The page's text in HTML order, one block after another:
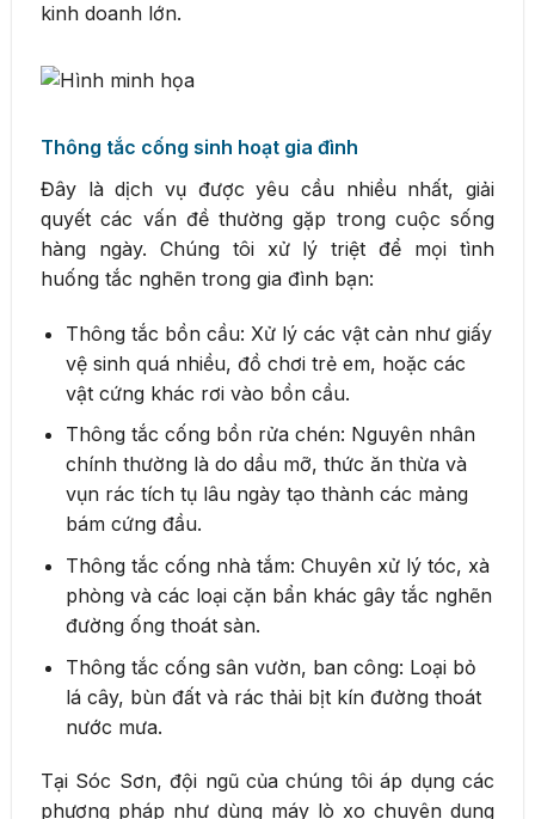
kinh doanh lớn.
Thông tắc cống sinh hoạt gia đình
Đây là dịch vụ được yêu cầu nhiều nhất, giải
quyết các vấn đề thường gặp trong cuộc sống
hàng ngày. Chúng tôi xử lý triệt để mọi tình
huống tắc nghẽn trong gia đình bạn:
Thông tắc bồn cầu: Xử lý các vật cản như giấy
vệ sinh quá nhiều, đồ chơi trẻ em, hoặc các
vật cứng khác rơi vào bồn cầu.
Thông tắc cống bồn rửa chén: Nguyên nhân
chính thường là do dầu mỡ, thức ăn thừa và
vụn rác tích tụ lâu ngày tạo thành các mảng
bám cứng đầu.
Thông tắc cống nhà tắm: Chuyên xử lý tóc, xà
phòng và các loại cặn bẩn khác gây tắc nghẽn
đường ống thoát sàn.
Thông tắc cống sân vườn, ban công: Loại bỏ
lá cây, bùn đất và rác thải bịt kín đường thoát
nước mưa.
Tại Sóc Sơn, đội ngũ của chúng tôi áp dụng các
phương pháp như dùng máy lò xo chuyên dụng